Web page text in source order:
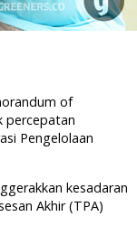
of
percepatan
Pengelolaan
kesadaran
Akhir (TPA)